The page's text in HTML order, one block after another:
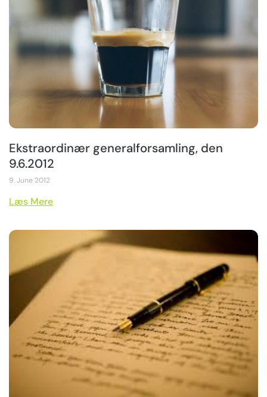
Ekstraordinær generalforsamling, den
9.6.2012
9. June 2012
Læs Mere